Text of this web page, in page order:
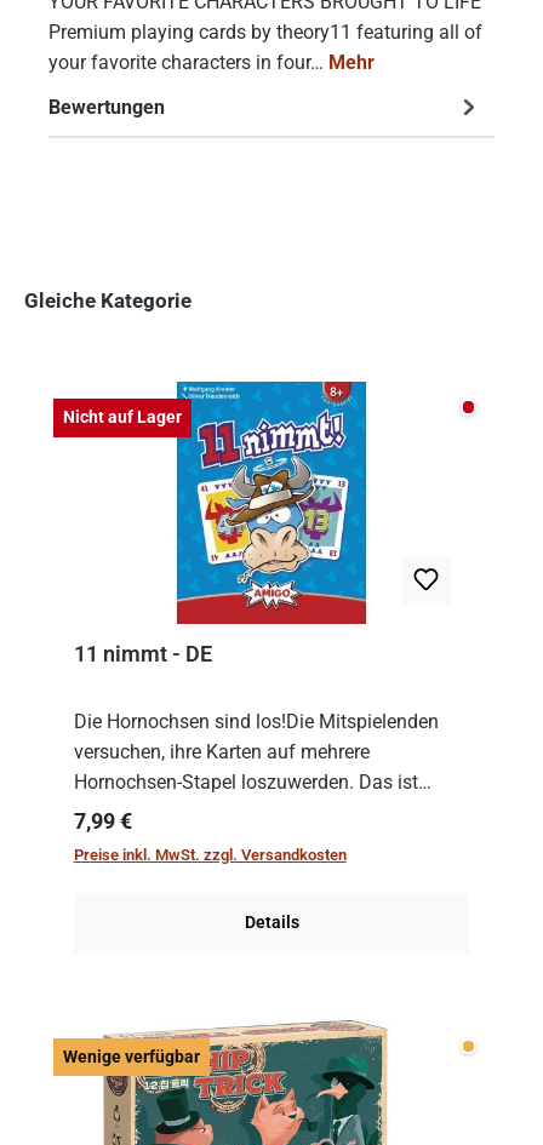
Premium playing cards by theory11 featuring all of
your favorite characters in four… Mehr
Bewertungen
Gleiche Kategorie
Nicht auf Lager Nicht
11 nimmt - DE
Die Hornochsen sind los!Die Mitspielenden
versuchen, ihre Karten auf mehrere
Hornochsen-Stapel loszuwerden. Das ist
kniffliger als gedacht, denn die Differenz
zwischen ausgespielter Karte und der
Regulärer Preis:
7,99 €
Preise inkl. MwSt. zzgl. Versandkosten
Details
Wenige verfügbar Wenige